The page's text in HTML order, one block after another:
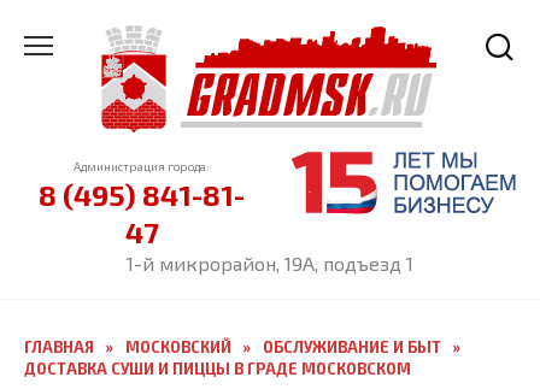
содержанию
Администрация города:
8 (495) 841-81-
47
1-й микрорайон, 19А, подъезд 1
ГЛАВНАЯ » МОСКОВСКИЙ » ОБСЛУЖИВАНИЕ И БЫТ
»
ДОСТАВКА СУШИ И ПИЦЦЫ В ГРАДЕ МОСКОВСКОМ